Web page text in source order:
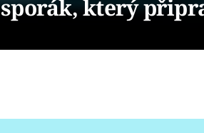
sporák, který